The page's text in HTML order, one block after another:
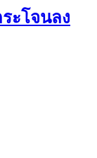
ะโจนลง